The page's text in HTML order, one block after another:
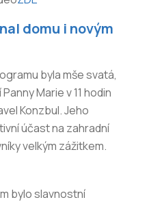
domu i novým
byla mše svatá,
Marie v 11 hodin
Konzbul. Jeho
účast na zahradní
velkým zážitkem.
bylo slavnostní